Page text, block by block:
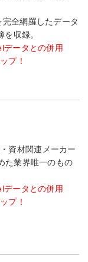
全網羅したデータ
収録。
データとの併用
プ！
資材関連メーカー
た業界唯一のもの
データとの併用
プ！